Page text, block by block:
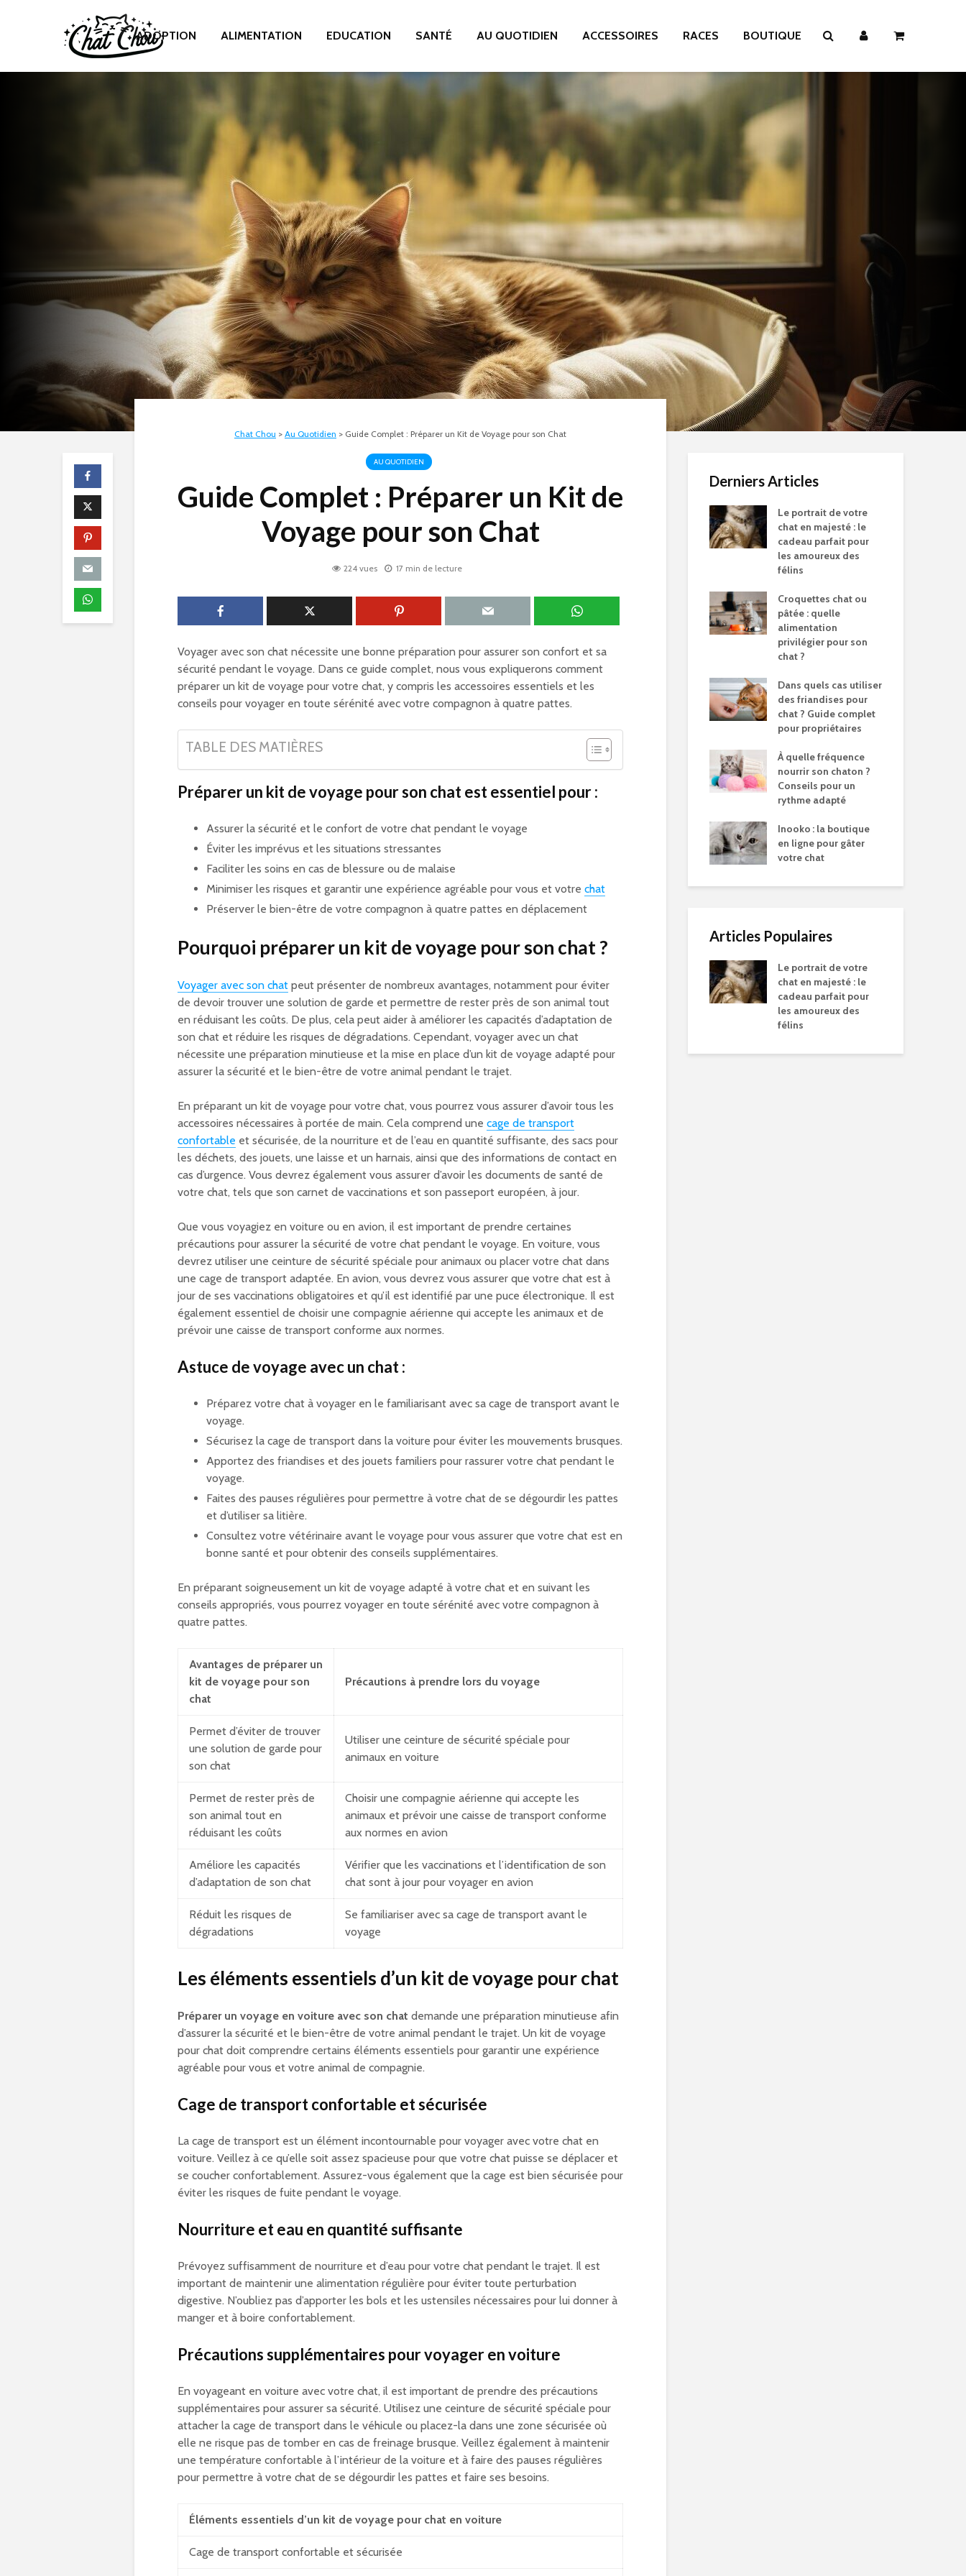
ADOPTION ALIMENTATION EDUCATION SANTÉ AU QUOTIDIEN ACCESSOIRES RACES BOUTIQUE
Chat Chou > Au Quotidien > Guide Complet : Préparer un Kit de Voyage pour son Chat
AU QUOTIDIEN
Guide Complet : Préparer un Kit de
Voyage pour son Chat
224 vues 17 min de lecture
Voyager avec son chat nécessite une bonne préparation pour assurer son confort et sa
sécurité pendant le voyage. Dans ce guide complet, nous vous expliquerons comment
préparer un kit de voyage pour votre chat, y compris les accessoires essentiels et les
conseils pour voyager en toute sérénité avec votre compagnon à quatre pattes.
TABLE DES MATIÈRES
Préparer un kit de voyage pour son chat est essentiel pour :
Assurer la sécurité et le confort de votre chat pendant le voyage
Éviter les imprévus et les situations stressantes
Faciliter les soins en cas de blessure ou de malaise
Minimiser les risques et garantir une expérience agréable pour vous et votre chat
Préserver le bien-être de votre compagnon à quatre pattes en déplacement
Pourquoi préparer un kit de voyage pour son chat ?
Voyager avec son chat peut présenter de nombreux avantages, notamment pour éviter
de devoir trouver une solution de garde et permettre de rester près de son animal tout
en réduisant les coûts. De plus, cela peut aider à améliorer les capacités d’adaptation de
son chat et réduire les risques de dégradations. Cependant, voyager avec un chat
nécessite une préparation minutieuse et la mise en place d’un kit de voyage adapté pour
assurer la sécurité et le bien-être de votre animal pendant le trajet.
En préparant un kit de voyage pour votre chat, vous pourrez vous assurer d’avoir tous les
accessoires nécessaires à portée de main. Cela comprend une cage de transport
confortable et sécurisée, de la nourriture et de l’eau en quantité suffisante, des sacs pour
les déchets, des jouets, une laisse et un harnais, ainsi que des informations de contact en
cas d’urgence. Vous devrez également vous assurer d’avoir les documents de santé de
votre chat, tels que son carnet de vaccinations et son passeport européen, à jour.
Que vous voyagiez en voiture ou en avion, il est important de prendre certaines
précautions pour assurer la sécurité de votre chat pendant le voyage. En voiture, vous
devrez utiliser une ceinture de sécurité spéciale pour animaux ou placer votre chat dans
une cage de transport adaptée. En avion, vous devrez vous assurer que votre chat est à
jour de ses vaccinations obligatoires et qu’il est identifié par une puce électronique. Il est
également essentiel de choisir une compagnie aérienne qui accepte les animaux et de
prévoir une caisse de transport conforme aux normes.
Astuce de voyage avec un chat :
Préparez votre chat à voyager en le familiarisant avec sa cage de transport avant le
voyage.
Sécurisez la cage de transport dans la voiture pour éviter les mouvements brusques.
Apportez des friandises et des jouets familiers pour rassurer votre chat pendant le
voyage.
Faites des pauses régulières pour permettre à votre chat de se dégourdir les pattes
et d’utiliser sa litière.
Consultez votre vétérinaire avant le voyage pour vous assurer que votre chat est en
bonne santé et pour obtenir des conseils supplémentaires.
En préparant soigneusement un kit de voyage adapté à votre chat et en suivant les
conseils appropriés, vous pourrez voyager en toute sérénité avec votre compagnon à
quatre pattes.
Avantages de préparer un
kit de voyage pour son
chat
Précautions à prendre lors du voyage
Permet d’éviter de trouver
une solution de garde pour
son chat
Utiliser une ceinture de sécurité spéciale pour
animaux en voiture
Permet de rester près de
son animal tout en
réduisant les coûts
Choisir une compagnie aérienne qui accepte les
animaux et prévoir une caisse de transport conforme
aux normes en avion
Améliore les capacités
d’adaptation de son chat
Vérifier que les vaccinations et l’identification de son
chat sont à jour pour voyager en avion
Réduit les risques de
dégradations
Se familiariser avec sa cage de transport avant le
voyage
Les éléments essentiels d’un kit de voyage pour chat
Préparer un voyage en voiture avec son chat demande une préparation minutieuse afin
d’assurer la sécurité et le bien-être de votre animal pendant le trajet. Un kit de voyage
pour chat doit comprendre certains éléments essentiels pour garantir une expérience
agréable pour vous et votre animal de compagnie.
Cage de transport confortable et sécurisée
La cage de transport est un élément incontournable pour voyager avec votre chat en
voiture. Veillez à ce qu’elle soit assez spacieuse pour que votre chat puisse se déplacer et
se coucher confortablement. Assurez-vous également que la cage est bien sécurisée pour
éviter les risques de fuite pendant le voyage.
Nourriture et eau en quantité suffisante
Prévoyez suffisamment de nourriture et d’eau pour votre chat pendant le trajet. Il est
important de maintenir une alimentation régulière pour éviter toute perturbation
digestive. N’oubliez pas d’apporter les bols et les ustensiles nécessaires pour lui donner à
manger et à boire confortablement.
Précautions supplémentaires pour voyager en voiture
En voyageant en voiture avec votre chat, il est important de prendre des précautions
supplémentaires pour assurer sa sécurité. Utilisez une ceinture de sécurité spéciale pour
attacher la cage de transport dans le véhicule ou placez-la dans une zone sécurisée où
elle ne risque pas de tomber en cas de freinage brusque. Veillez également à maintenir
une température confortable à l’intérieur de la voiture et à faire des pauses régulières
pour permettre à votre chat de se dégourdir les pattes et faire ses besoins.
Éléments essentiels d’un kit de voyage pour chat en voiture
Cage de transport confortable et sécurisée
Derniers Articles
Le portrait de votre
chat en majesté : le
cadeau parfait pour
les amoureux des
félins
Croquettes chat ou
pâtée : quelle
alimentation
privilégier pour son
chat ?
Dans quels cas utiliser
des friandises pour
chat ? Guide complet
pour propriétaires
À quelle fréquence
nourrir son chaton ?
Conseils pour un
rythme adapté
Inooko : la boutique
en ligne pour gâter
votre chat
Articles Populaires
Le portrait de votre
chat en majesté : le
cadeau parfait pour
les amoureux des
félins